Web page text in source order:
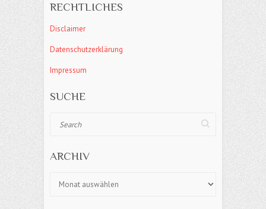
RECHTLICHES
Disclaimer
Datenschutzerklärung
Impressum
SUCHE
ARCHIV